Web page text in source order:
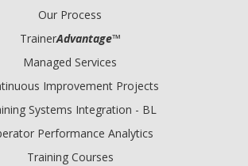
Our Process
TrainerAdvantage™
Managed Services
Improvement Projects
Systems Integration - BL
Performance Analytics
Training Courses